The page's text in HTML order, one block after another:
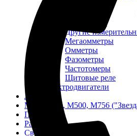
Другие
Мегаомметры
Омметры
Фазометры
Частотомеры
Щитовые реле
Электродвигатели
Лебедка
М400 (401), М500, М756
Пускатели
Разное
Светильники судовые